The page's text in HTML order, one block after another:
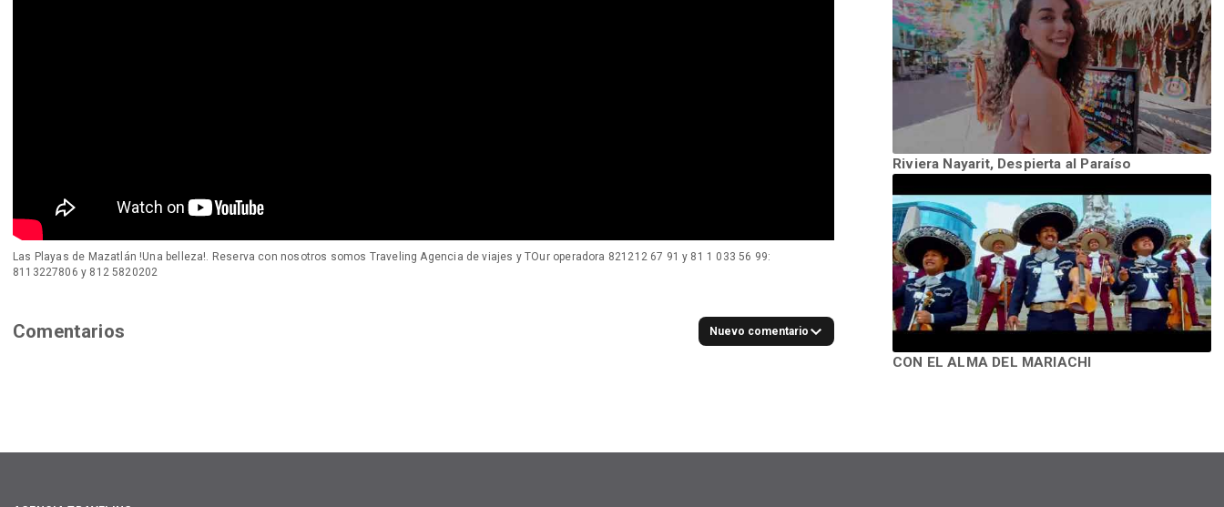
Riviera Nayarit, Despierta al Paraíso
CON EL ALMA DEL MARIACHI
Las Playas de Mazatlán !Una belleza!. Reserva con nosotros somos Traveling Agencia de viajes y TOur operadora 821212 67 91 y 81 1 033 56 99:
8113227806 y 812 5820202
Comentarios Nuevo comentario